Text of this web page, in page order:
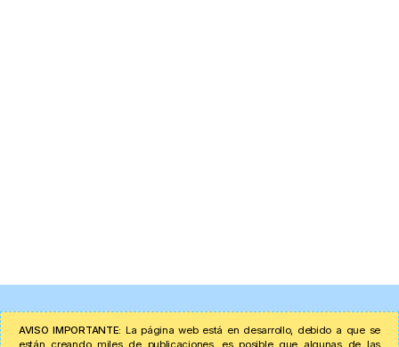
AVISO IMPORTANTE: La página web está en desarrollo, debido a que se
están creando miles de publicaciones, es posible que algunas de las